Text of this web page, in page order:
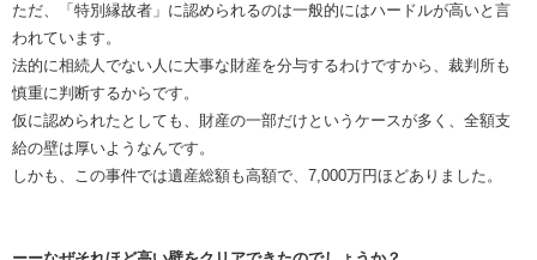
ただ、「特別縁故者」に認められるのは一般的にはハードルが高いと言
われています。
法的に相続人でない人に大事な財産を分与するわけですから、裁判所も
慎重に判断するからです。
仮に認められたとしても、財産の一部だけというケースが多く、全額支
給の壁は厚いようなんです。
しかも、この事件では遺産総額も高額で、7,000万円ほどありました。